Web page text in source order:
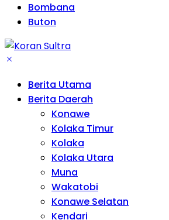
Bombana
Buton
Berita Utama
Berita Daerah
Konawe
Kolaka Timur
Kolaka
Kolaka Utara
Muna
Wakatobi
Konawe Selatan
Kendari